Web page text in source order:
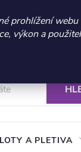
Kč |
prohlížení webu
výkon a
604 269 200
ochrany osobních
A PLETIVA